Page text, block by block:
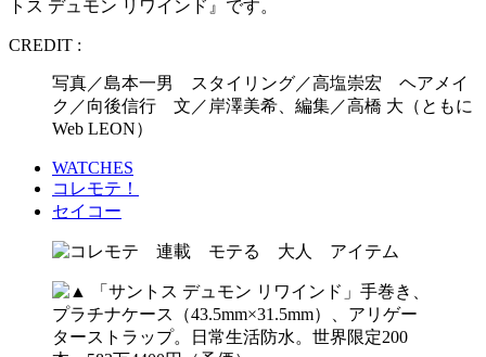
トス デュモン リワインド』です。
CREDIT :
写真／島本一男 スタイリング／高塩崇宏 ヘアメイ
ク／向後信行 文／岸澤美希、編集／高橋 大（ともに
Web LEON）
WATCHES
コレモテ！
セイコー